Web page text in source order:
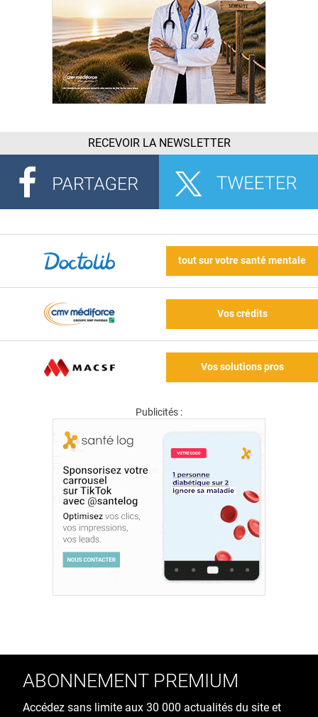
RECEVOIR LA NEWSLETTER
tout sur votre santé mentale
Vos crédits
Vos solutions pros
Publicités :
ABONNEMENT PREMIUM
Accédez sans limite aux 30 000 actualités du site et